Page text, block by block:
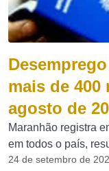
mais de
agosto de
Maranhão registra
em todos o país,
24 de setembro de